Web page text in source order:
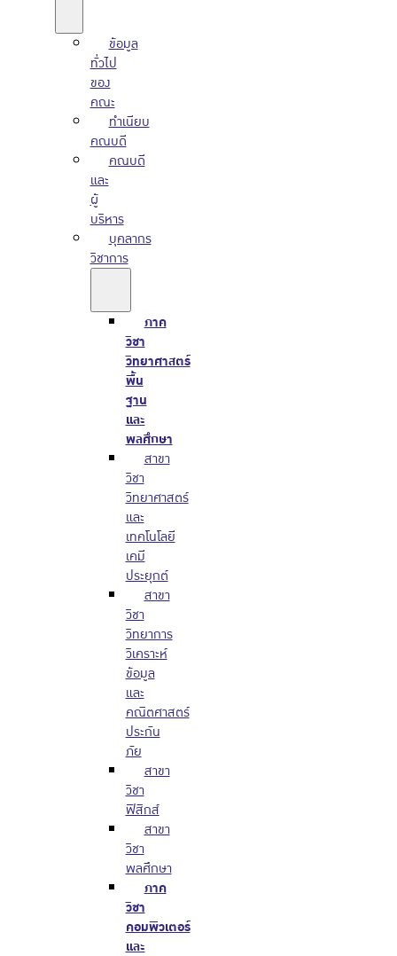
ข้อมูล
ทั่วไป
ของ
คณะ
ทำเนียบ
คณบดี
คณบดี
และ
ผู้
บริหาร
บุคลากร
วิชาการ
ภาค
วิชา
วิทยาศาสตร์
พื้น
ฐาน
และ
พลศึกษา
สาขา
วิชา
วิทยาศาสตร์
และ
เทคโนโลยี
เคมี
ประยุกต์
สาขา
วิชา
วิทยาการ
วิเคราะห์
ข้อมูล
และ
คณิตศาสตร์
ประกัน
ภัย
สาขา
วิชา
ฟิสิกส์
สาขา
วิชา
พลศึกษา
ภาค
วิชา
คอมพิวเตอร์
และ